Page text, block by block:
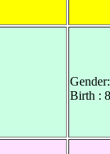
Birth :